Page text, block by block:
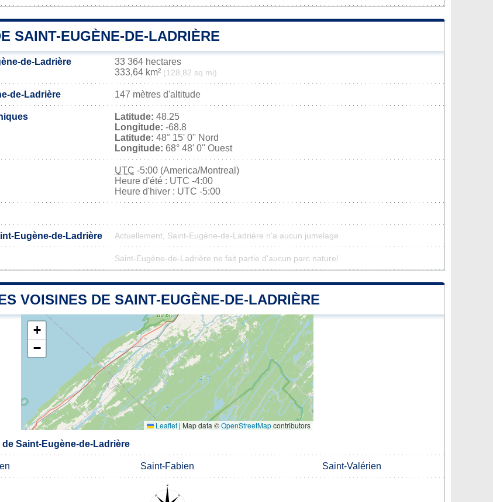
SAINT-EUGÈNE-DE-LADRIÈRE
de-Ladrière
33 364 hectares
333,64 km² (128,82 sq mi)
de-Ladrière 147 mètres d'altitude
Latitude: 48.25
Longitude: -68.8
Latitude: 48° 15' 0'' Nord
Longitude: 68° 48' 0'' Ouest
UTC -5:00 (America/Montreal)
Heure d'été : UTC -4:00
Heure d'hiver : UTC -5:00
Eugène-de-Ladrière Actuellement, Saint-Eugène-de-Ladrière n'a aucun jumelage
Saint-Eugène-de-Ladrière ne fait partie d'aucun parc naturel
VOISINES DE SAINT-EUGÈNE-DE-LADRIÈRE
+
−
Leaflet | Map data ©OpenStreetMapcontributors
Saint-Eugène-de-Ladrière
Saint-Fabien Saint-Valérien